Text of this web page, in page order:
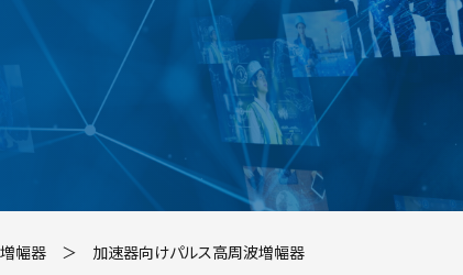
幅器 ＞ 加速器向けパルス高周波増幅器